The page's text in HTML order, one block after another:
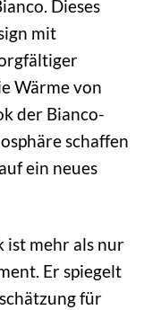
Dieses
mit
Wärme von
der Bianco-
schaffen
ein neues
ist mehr als nur
Er spiegelt
für